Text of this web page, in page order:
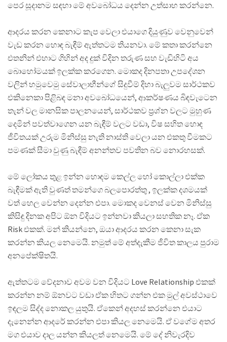
පෙර සූදානම සඳහා මේ අවබෝධය දෙන්න උත්සාහ කරන්නෙ.
ආදරය කරන කෙනාට කැප වෙලා එයාගෙ දියුණුව වෙනුවෙන්
වැඩ කරන හොඳ බැඳීම් ඇත්තටම තියනවා. මේ කතා කරන්නෙ
එතනින් එහාට ගිහින් අද දුක් විදින තරුණ සහ වැඩිහිටි අය
බොහෝමයක් ඉලක්ක කරගෙන. මොකද දිනපතා උපදේශන
වලින් හමුවෙමු සේවාලාභීන්ගේ සිදුවීම් දිහා බැලුවම සාර්ථකව
එකිනෙකා පිළිබඳ මනා අවබෝධයෙන්, ආකර්ෂණය බිඳවැටෙන
තැන් වල මානසික පාලනයෙන්, සාර්ථකව ප්‍රශ්න වලට මුහුණ
දෙමින් පවත්වාගෙන යන බැඳීම් වලට වඩා, විෂ සහිත හොඳ
ජීවිතයක් උරුම මිනිස්සු නැති නාස්ති වෙලා යන එකතු වීමකට
පමණක් සීමා වුණු බැඳීම් අනන්තව පවතින බව නොරහසක්.
මේ ලෝකය තුළ ඉන්න හොඳම කෙල්ල හෝ කොල්ලා එක්ක
බැඳීමක් ඇති වුණත් තමන්ගෙ බලපොරත්තු , ඉලක්ක දශමයක්
වත් හෙල වෙන්න දෙන්න එපා. මොකද වෙනස් වෙන මිනිස්සු
කිසිඳු දිනක අපිට ඕන විදියට ඉන්නවා කියලා සහතික නෑ. ඒක
Risk එකක්. මන් කියන්නෙ, ඔයා ආදරය කරන කෙනා සැක
කරන්න කියල නෙමෙයි. නමුත් මේ අත්දැකීම ජීවිත කාලය පුරාම
අනපේක්ෂිතයි.
ඇත්තටම වේදනාව අවම වන විදියට Love Relationship එකක්
කරන්න නම් ඕනවට වඩා ඒක හිතට ගන්න එක මුල් අවස්ථාවෙ
ඉඳලම සිද්ද නොකල යුතුයි. ඒකෙන් අදහස් කරන්නෙ එයාට
දැනෙන්න ආදරේ කරන්න එපා කියල නෙමෙයි. ඒ වගේම අතර
මග එයාව දාල යන්න කියලත් නෙමෙයි. මේ දේ නිවැරදිව